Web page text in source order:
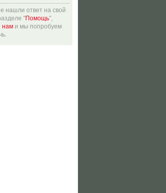
нашли ответ на свой
"Помощь",
нам и мы попробуем